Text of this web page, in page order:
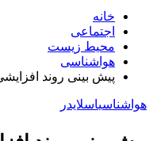
خانه
اجتماعی
محیط زیست
هواشناسی
پیش بینی روند
هواشناسیاسلایدر